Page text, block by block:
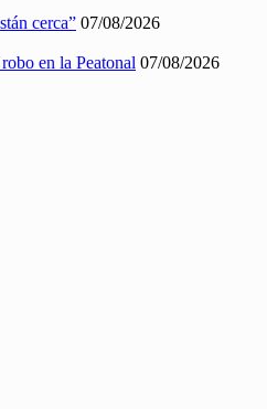
cerca” 07/08/2026
en la Peatonal 07/08/2026